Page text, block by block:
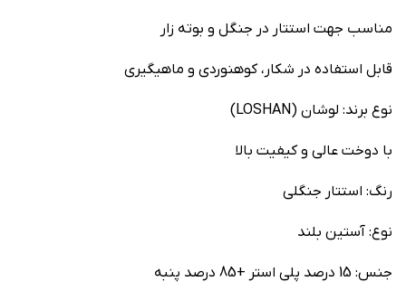
مناسب جهت استتار در جنگل و بوته زار
قابل استفاده در شکار، کوهنوردی و ماهیگیری
نوع برند: لوشان (LOSHAN)
با دوخت عالی و کیفیت بالا
رنگ: استتار جنگلی
نوع: آستین بلند
جنس: 15 درصد پلی استر +85 درصد پنبه